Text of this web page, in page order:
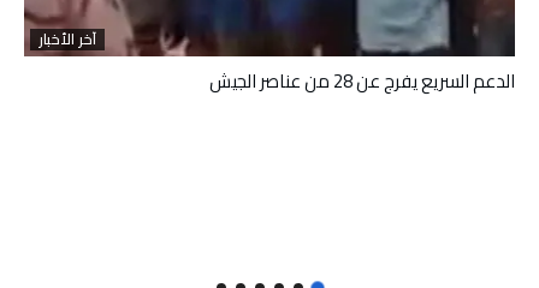
آخر الأخبار
الدعم السريع يفرج عن 28 من عناصر الجيش